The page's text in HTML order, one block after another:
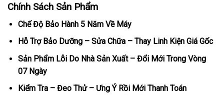
Chính Sách Sản Phẩm
Chế Độ Bảo Hành 5 Năm Về Máy
Hỗ Trợ Bảo Dưỡng – Sửa Chữa – Thay Linh Kiện Giá Gốc
Sản Phẩm Lỗi Do Nhà Sản Xuất – Đổi Mới Trong Vòng
07 Ngày
Kiểm Tra – Đeo Thử – Ưng Ý Rồi Mới Thanh Toán